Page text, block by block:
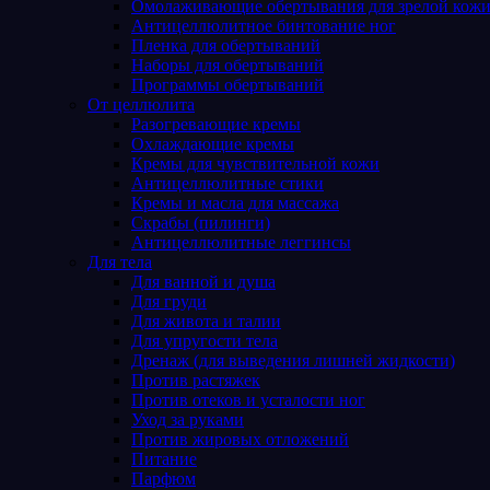
Омолаживающие обертывания для зрелой кожи
Антицеллюлитное бинтование ног
Пленка для обертываний
Наборы для обертываний
Программы обертываний
От целлюлита
Разогревающие кремы
Охлаждающие кремы
Кремы для чувствительной кожи
Антицеллюлитные стики
Кремы и масла для массажа
Скрабы (пилинги)
Антицеллюлитные леггинсы
Для тела
Для ванной и душа
Для груди
Для живота и талии
Для упругости тела
Дренаж (для выведения лишней жидкости)
Против растяжек
Против отеков и усталости ног
Уход за руками
Против жировых отложений
Питание
Парфюм